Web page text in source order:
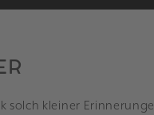
solch kleiner